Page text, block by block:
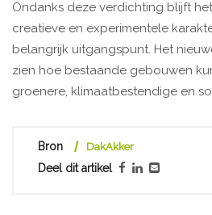
Ondanks deze verdichting blijft
creatieve en experimentele
belangrijk uitgangspunt. Het
zien hoe bestaande gebouwen
groenere, klimaatbestendige en
Bron DakAkker
Deel dit artikel